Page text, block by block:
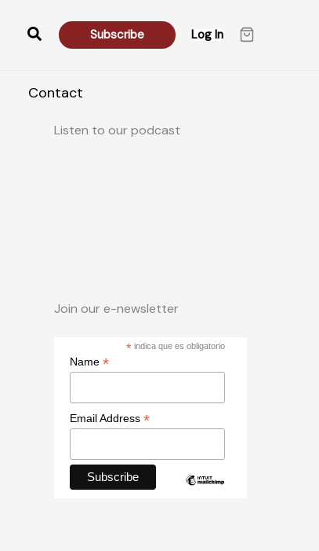
Search Subscribe Log In
Contact
Listen to our podcast
Join our e-newsletter
*indica que es obligatorio
Name *
Email Address *